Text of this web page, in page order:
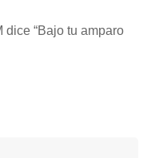
dice “Bajo tu amparo